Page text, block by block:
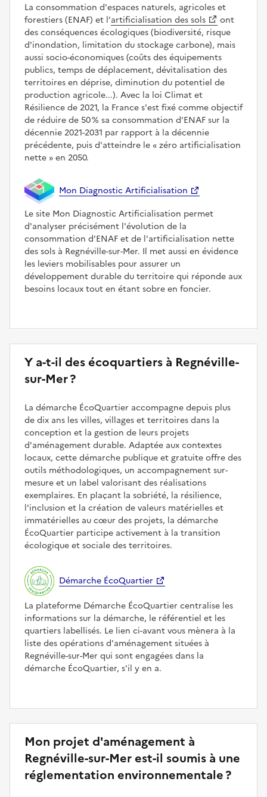
La consommation d'espaces naturels, agricoles et
forestiers (ENAF) et l’artificialisation des sols
ont
des conséquences écologiques (biodiversité, risque
d'inondation, limitation du stockage carbone), mais
aussi socio-économiques (coûts des équipements
publics, temps de déplacement, dévitalisation des
territoires en déprise, diminution du potentiel de
production agricole...). Avec la loi Climat et
Résilience de 2021, la France s'est fixé comme objectif
de réduire de 50 % sa consommation d'ENAF sur la
décennie 2021-2031 par rapport à la décennie
précédente, puis d'atteindre le
zéro artificialisation
nette
en 2050.
Mon Diagnostic Artificialisation
Le site Mon Diagnostic Artificialisation permet
d'analyser précisément l'évolution de la
consommation d'ENAF et de l'artificialisation nette
des sols à Regnéville-sur-Mer. Il met aussi en évidence
les leviers mobilisables pour assurer un
développement durable du territoire qui réponde aux
besoins locaux tout en étant sobre en foncier.
Y a-t-il des écoquartiers à Regnéville-
sur-Mer ?
La démarche ÉcoQuartier accompagne depuis plus
de dix ans les villes, villages et territoires dans la
conception et la gestion de leurs projets
d'aménagement durable. Adaptée aux contextes
locaux, cette démarche publique et gratuite offre des
outils méthodologiques, un accompagnement sur-
mesure et un label valorisant des réalisations
exemplaires. En plaçant la sobriété, la résilience,
l'inclusion et la création de valeurs matérielles et
immatérielles au cœur des projets, la démarche
ÉcoQuartier participe activement à la transition
écologique et sociale des territoires.
Démarche ÉcoQuartier
La plateforme Démarche ÉcoQuartier centralise les
informations sur la démarche, le référentiel et les
quartiers labellisés. Le lien ci-avant vous mènera à la
liste des opérations d'aménagement situées à
Regnéville-sur-Mer qui sont engagées dans la
démarche ÉcoQuartier, s'il y en a.
Mon projet d'aménagement à
Regnéville-sur-Mer est-il soumis à une
réglementation environnementale ?